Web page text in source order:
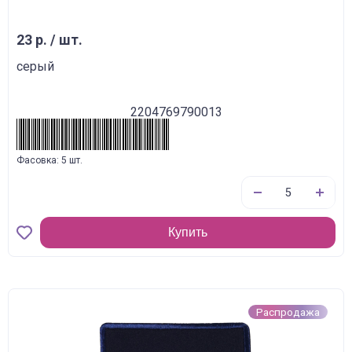
23 р. / шт.
серый
2204769790013
Фасовка: 5 шт.
Купить
Распродажа